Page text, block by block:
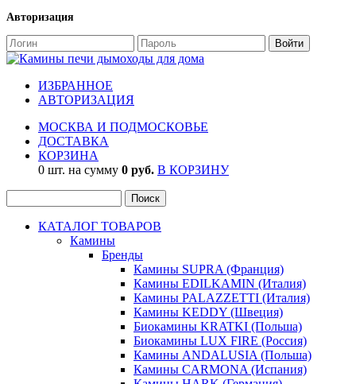
Авторизация
ИЗБРАННОЕ
АВТОРИЗАЦИЯ
МОСКВА И ПОДМОСКОВЬЕ
ДОСТАВКА
КОРЗИНА
0 шт. на сумму 0 руб. В КОРЗИНУ
КАТАЛОГ ТОВАРОВ
Камины
Бренды
Камины SUPRA (Франция)
Камины EDILKAMIN (Италия)
Камины PALAZZETTI (Италия)
Камины KEDDY (Швеция)
Биокамины KRATKI (Польша)
Биокамины LUX FIRE (Россия)
Камины ANDALUSIA (Польша)
Камины CARMONA (Испания)